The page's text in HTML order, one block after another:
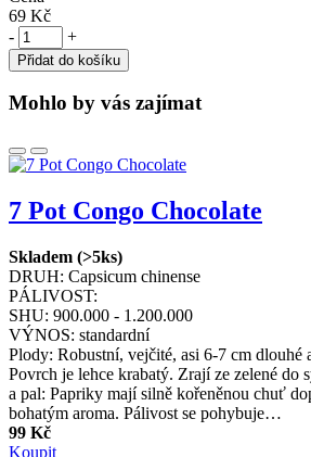
69 Kč
-
+
Přidat do košíku
Mohlo by vás zajímat
7 Pot Congo Chocolate
Skladem (>5ks)
DRUH: Capsicum chinense
PÁLIVOST:
SHU: 900.000 - 1.200.000
VÝNOS: standardní
Plody: Robustní, vejčité, asi 6-7 cm dlouhé
Povrch je lehce krabatý. Zrají ze zelené do
a pal: Papriky mají silně kořeněnou chuť
bohatým aroma. Pálivost se pohybuje…
99 Kč
Koupit